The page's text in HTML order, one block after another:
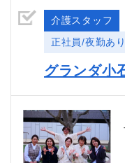
介護スタッフ
正社員/夜勤あり
グランダ小